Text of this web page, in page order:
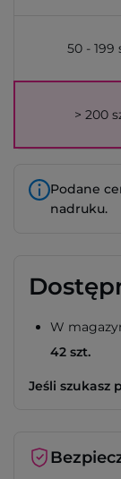
50 - 199
> 200
Podane
nadruku.
W
42 szt.
Jeśli szukasz